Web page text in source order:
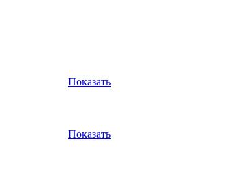
Показать
Показать